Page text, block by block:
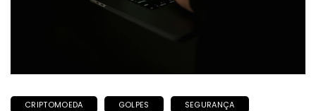
CRIPTOMOEDA GOLPES SEGURANÇA